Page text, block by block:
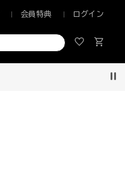
会員特典 ログイン